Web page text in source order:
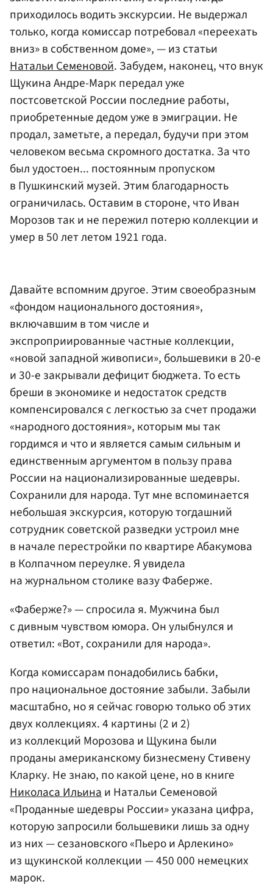
приходилось водить экскурсии. Не выдержал
только, когда комиссар потребовал «переехать
вниз» в собственном доме», — из статьи
Натальи Семеновой. Забудем, наконец, что внук
Щукина Андре-Марк передал уже
постсоветской России последние работы,
приобретенные дедом уже в эмиграции. Не
продал, заметьте, а передал, будучи при этом
человеком весьма скромного достатка. За что
был удостоен... постоянным пропуском
в Пушкинский музей. Этим благодарность
ограничилась. Оставим в стороне, что Иван
Морозов так и не пережил потерю коллекции и
умер в 50 лет летом 1921 года.
Давайте вспомним другое. Этим своеобразным
«фондом национального достояния»,
включавшим в том числе и
экспроприированные частные коллекции,
«новой западной живописи», большевики в 20-е
и 30-е закрывали дефицит бюджета. То есть
бреши в экономике и недостаток средств
компенсировался с легкостью за счет продажи
«народного достояния», которым мы так
гордимся и что и является самым сильным и
единственным аргументом в пользу права
России на национализированные шедевры.
Сохранили для народа. Тут мне вспоминается
небольшая экскурсия, которую тогдашний
сотрудник советской разведки устроил мне
в начале перестройки по квартире Абакумова
в Колпачном переулке. Я увидела
на журнальном столике вазу Фаберже.
«Фаберже?» — спросила я. Мужчина был
с дивным чувством юмора. Он улыбнулся и
ответил: «Вот, сохранили для народа».
Когда комиссарам понадобились бабки,
про национальное достояние забыли. Забыли
масштабно, но я сейчас говорю только об этих
двух коллекциях. 4 картины (2 и 2)
из коллекций Морозова и Щукина были
проданы американскому бизнесмену Стивену
Кларку. Не знаю, по какой цене, но в книге
Николаса Ильинаи Натальи Семеновой
«Проданные шедевры России» указана цифра,
которую запросили большевики лишь за одну
из них — сезановского «Пьеро и Арлекино»
из щукинской коллекции — 450 000 немецких
марок.